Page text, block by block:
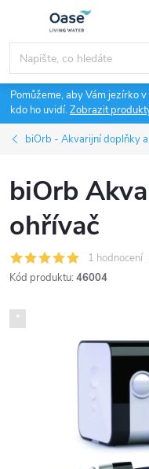
obsah
Pomůžeme, aby Vám jezírko
kdo ho uvidí.Zobrazit
biOrb - Akvarijní doplňky
biOrb
ohřívač
1 hodnocení
Kód produktu: 46004
*